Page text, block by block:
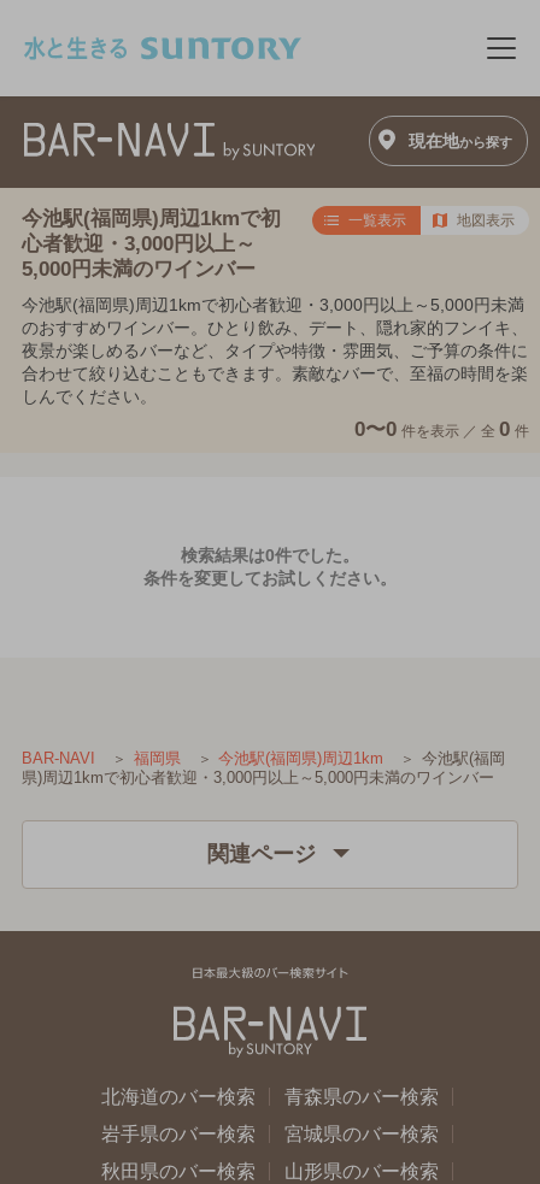
メ
現在地から探す
今池駅(福岡県)周辺1kmで初
心者歓迎・3,000円以上～
5,000円未満のワインバー
一覧表示 地図表示
今池駅(福岡県)周辺1kmで初心者歓迎・3,000円以上～5,000円未満
のおすすめワインバー。ひとり飲み、デート、隠れ家的フンイキ、
夜景が楽しめるバーなど、タイプや特徴・雰囲気、ご予算の条件に
合わせて絞り込むこともできます。素敵なバーで、至福の時間を楽
しんでください。
0〜0 件を表示 ／ 全 0 件
検索結果は0件でした。
条件を変更してお試しください。
BAR-NAVI 福岡県 今池駅(福岡県)周辺1km
今池駅(福岡
県)周辺1kmで初心者歓迎・3,000円以上～5,000円未満のワインバー
関連ページ
北海道のバー検索
青森県のバー検索
岩手県のバー検索
宮城県のバー検索
秋田県のバー検索
山形県のバー検索